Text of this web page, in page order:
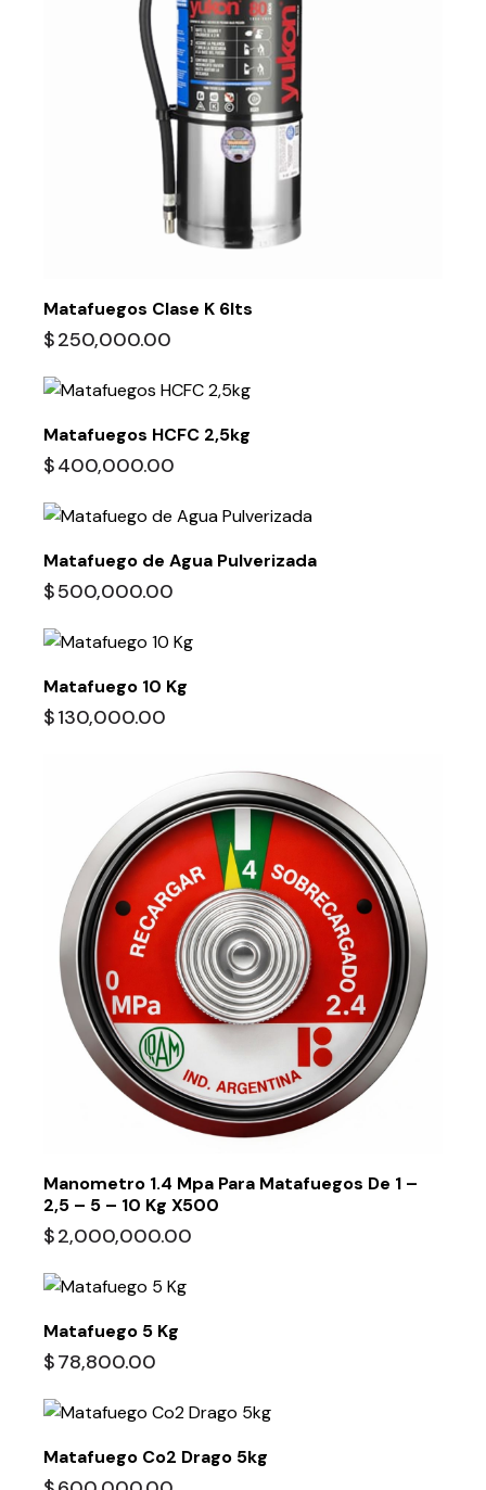
Matafuegos Clase K 6lts
$250,000.00
Matafuegos HCFC 2,5kg
$400,000.00
Matafuego de Agua Pulverizada
$500,000.00
Matafuego 10 Kg
$130,000.00
Manometro 1.4 Mpa Para Matafuegos De 1 –
2,5 – 5 – 10 Kg X500
$2,000,000.00
Matafuego 5 Kg
$78,800.00
Matafuego Co2 Drago 5kg